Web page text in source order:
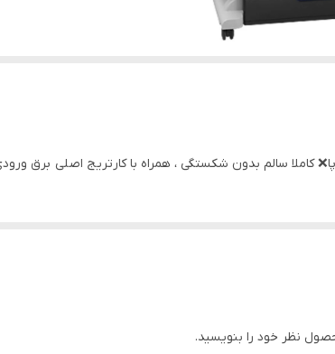
شکستگی ، همراه با کارتریج اصلی برق ورودی 220 ولت اصلی همراه با کابل های اتصال دستگاه ضمانت 2000برگ
نظر خود را بنویسید.